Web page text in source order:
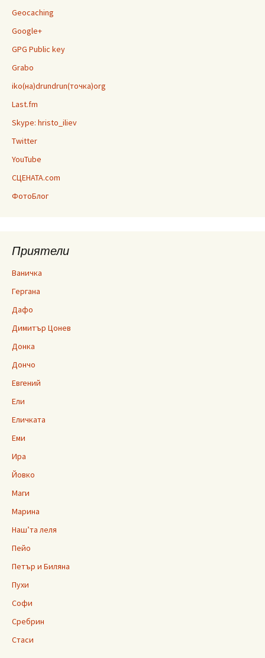
Geocaching
Google+
GPG Public key
Grabo
iko(на)drundrun(точка)org
Last.fm
Skype: hristo_iliev
Twitter
YouTube
СЦЕНАТА.com
ФотоБлог
Приятели
Ваничка
Гергана
Дафо
Димитър Цонев
Донка
Дончо
Евгений
Ели
Еличката
Еми
Ира
Йовко
Маги
Марина
Наш’та леля
Пейо
Петър и Биляна
Пухи
Софи
Сребрин
Стаси